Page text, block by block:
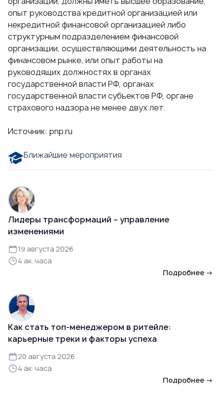
опыт руководства кредитной организацией или
некредитной финансовой организацией либо
структурным подразделением финансовой
организации, осуществляющими деятельность на
финансовом рынке, или опыт работы на
руководящих должностях в органах
государственной власти РФ, органах
государственной власти субъектов РФ, органе
страхового надзора не менее двух лет.
Источник: pnp.ru
Ближайшие мероприятия
Лидеры трансформаций – управление
изменениями
19 августа 2026
4 ак. часа
Подробнее →
Как стать топ-менеджером в ритейле:
карьерные треки и факторы успеха
20 августа 2026
4 ак. часа
Подробнее →